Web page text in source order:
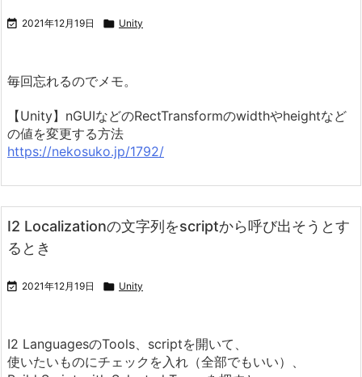
 2021年12月19日  Unity
毎回忘れるのでメモ。
【Unity】nGUIなどのRectTransformのwidthやheightなど
の値を変更する方法
https://nekosuko.jp/1792/
I2 Localizationの文字列をscriptから呼び出そうとす
るとき
 2021年12月19日  Unity
I2 LanguagesのTools、scriptを開いて、
使いたいものにチェックを入れ（全部でもいい）、